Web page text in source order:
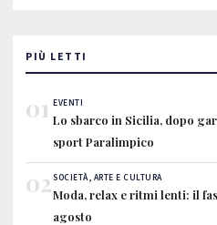
PIÙ LETTI
01 EVENTI
Lo sbarco in Sicilia, dopo
sport Paralimpico
02SOCIETÀ, ARTE E CULTURA
Moda, relax e ritmi lenti: il
agosto